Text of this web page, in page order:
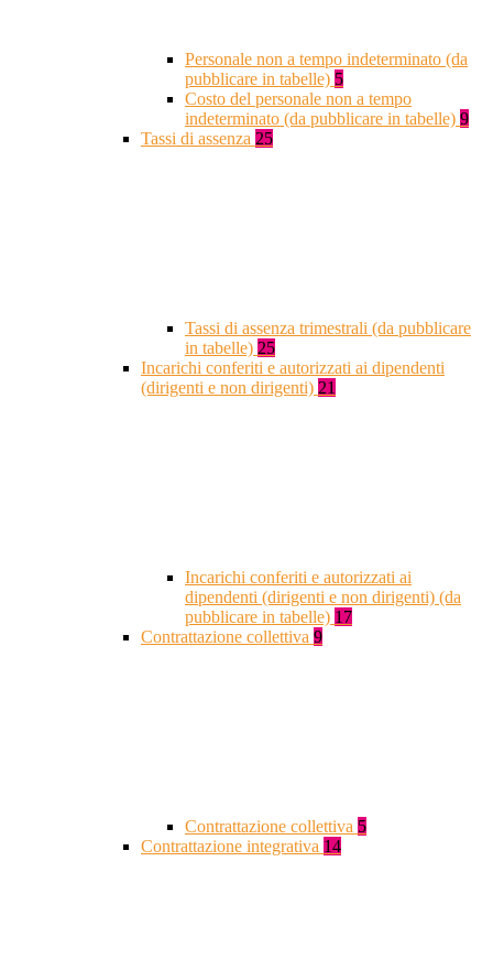
Personale non a tempo indeterminato (da
pubblicare in tabelle) 5
Costo del personale non a tempo
indeterminato (da pubblicare in tabelle) 9
Tassi di assenza 25
Tassi di assenza trimestrali (da pubblicare
in tabelle) 25
Incarichi conferiti e autorizzati ai dipendenti
(dirigenti e non dirigenti) 21
Incarichi conferiti e autorizzati ai
dipendenti (dirigenti e non dirigenti) (da
pubblicare in tabelle) 17
Contrattazione collettiva 9
Contrattazione collettiva 5
Contrattazione integrativa 14